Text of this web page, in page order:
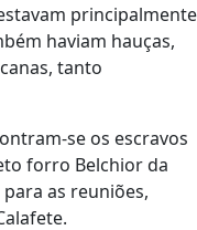
principalmente
haviam hauças,
tanto
se os escravos
forro Belchior da
as reuniões,